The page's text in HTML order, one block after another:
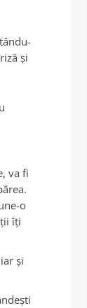
şi
va fi
o
îţi
şi